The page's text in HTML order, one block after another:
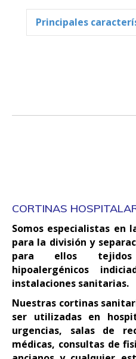
Principales
CORTINAS
Somos especialistas en
para la división y
para ellos tejidos
hipoalergénicos
instalaciones sanitarias.
Nuestras cortinas
ser utilizadas en
urgencias, salas de
médicas, consultas de